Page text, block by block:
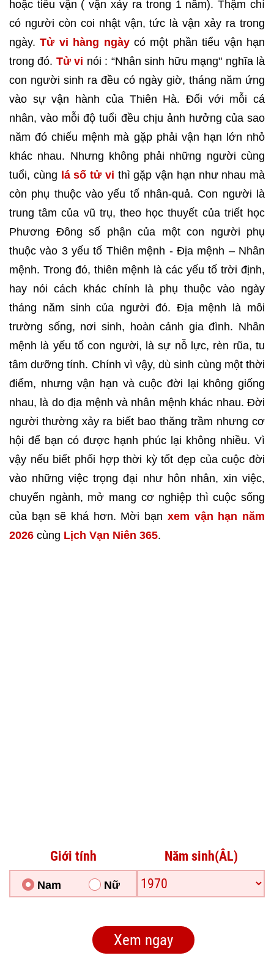
hoặc tiểu vận ( vận xảy ra trong 1 năm). Thậm chí
có người còn coi nhật vận, tức là vận xảy ra trong
ngày.Tử vi hàng ngàycó một phần tiểu vận hạn
trong đó. Tử vi nói : “Nhân sinh hữu mạng" nghĩa là
con người sinh ra đều có ngày giờ, tháng năm ứng
vào sự vận hành của Thiên Hà. Đối với mỗi cá
nhân, vào mỗi độ tuổi đều chịu ảnh hưởng của sao
năm đó chiếu mệnh mà gặp phải vận hạn lớn nhỏ
khác nhau. Nhưng không phải những người cùng
tuổi, cùng lá số tử vi thì gặp vận hạn như nhau mà
còn phụ thuộc vào yếu tố nhân-quả. Con người là
trung tâm của vũ trụ, theo học thuyết của triết học
Phương Đông số phận của một con người phụ
thuộc vào 3 yếu tố Thiên mệnh - Địa mệnh – Nhân
mệnh. Trong đó, thiên mệnh là các yếu tố trời định,
hay nói cách khác chính là phụ thuộc vào ngày
tháng năm sinh của người đó. Địa mệnh là môi
trường sống, nơi sinh, hoàn cảnh gia đình. Nhân
mệnh là yếu tố con người, là sự nỗ lực, rèn rũa, tu
tâm dưỡng tính. Chính vì vậy, dù sinh cùng một thời
điểm, nhưng vận hạn và cuộc đời lại không giống
nhau, là do địa mệnh và nhân mệnh khác nhau. Đời
người thường xảy ra biết bao thăng trầm nhưng cơ
hội để bạn có được hạnh phúc lại không nhiều. Vì
vậy nếu biết phối hợp thời kỳ tốt đẹp của cuộc đời
vào những việc trọng đại như hôn nhân, xin việc,
chuyển ngành, mở mang cơ nghiệp thì cuộc sống
của bạn sẽ khá hơn. Mời bạn xem vận hạn năm
2026 cùng Lịch Vạn Niên 365.
Giới tính
Nam Nữ
Năm sinh(ÂL)